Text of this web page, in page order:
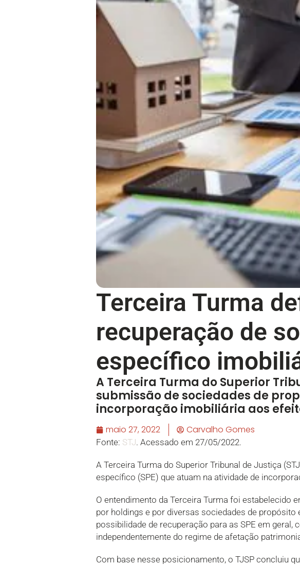
Terceira Turma
recuperação de
específico
A Terceira Turma do Superior
submissão de sociedades de
incorporação imobiliária aos
maio 27, 2022 Carvalho Gomes
Fonte: STJ. Acessado em 27/05/2022.
A Terceira Turma do Superior Tribunal de Justiça
específico (SPE) que atuam na atividade de
O entendimento da Terceira Turma foi estabelecido
por holdings e por diversas sociedades de propósito
possibilidade de recuperação para as SPE em
independentemente do regime de afetação
Com base nesse posicionamento, o TJSP concluiu